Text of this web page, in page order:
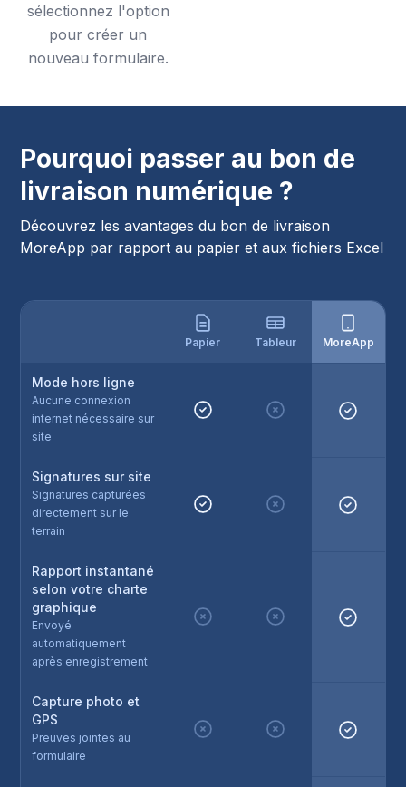
sélectionnez l'option
pour créer un
nouveau formulaire.
Pourquoi passer au bon de
livraison numérique ?
Découvrez les avantages du bon de livraison
MoreApp par rapport au papier et aux fichiers Excel
Papier Tableur MoreApp
Mode hors ligne
Aucune connexion
internet nécessaire sur
site
Signatures sur site
Signatures capturées
directement sur le
terrain
Rapport instantané
selon votre charte
graphique
Envoyé
automatiquement
après enregistrement
Capture photo et
GPS
Preuves jointes au
formulaire